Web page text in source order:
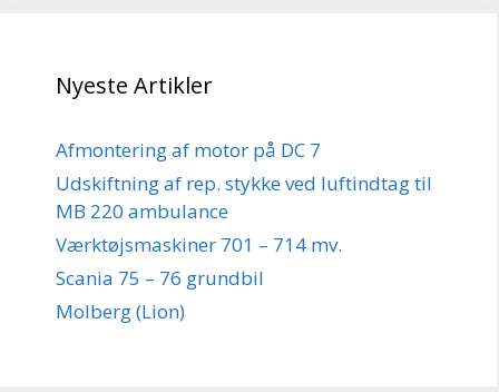
Nyeste Artikler
Afmontering af motor på DC 7
Udskiftning af rep. stykke ved luftindtag til
MB 220 ambulance
Værktøjsmaskiner 701 – 714 mv.
Scania 75 – 76 grundbil
Molberg (Lion)